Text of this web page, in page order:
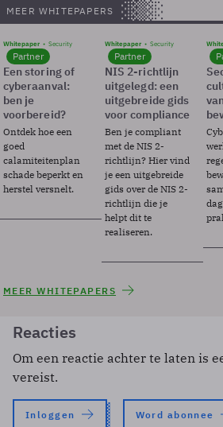
MEER WHITEPAPERS
Whitepaper Security
Partner
Een storing of
cyberaanval:
ben je
voorbereid?
Ontdek hoe een
goed
calamiteitenplan
schade beperkt en
herstel versnelt.
Whitepaper Security
Partner
NIS 2-richtlijn
uitgelegd: een
uitgebreide gids
voor compliance
Ben je compliant
met de NIS 2-
richtlijn? Hier vind
je een uitgebreide
gids over de NIS 2-
richtlijn die je
helpt dit te
realiseren.
MEER WHITEPAPERS
Reacties
Om een reactie achter te laten is
vereist.
Inloggen Word abonnee